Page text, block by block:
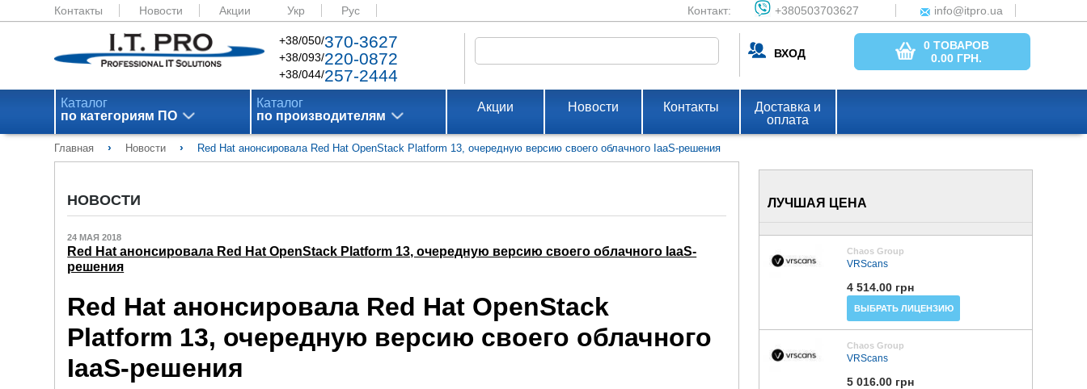
Контакты Новости Акции Укр Рус Контакт: +380503703627 info@itpro.ua
+38/050/370-3627
+38/093/220-0872
+38/044/257-2444
ВХОД
0 ТОВАРОВ
0.00 ГРН.
Каталог
по категориям ПО
Каталог
по производителям
Акции Новости Контакты
Доставка и
оплата
Главная › Новости › Red Hat анонсировала Red Hat OpenStack Platform 13, очередную версию своего облачного IaaS-решения
НОВОСТИ
24 МАЯ 2018
Red Hat анонсировала Red Hat OpenStack Platform 13, очередную версию своего облачного IaaS-
решения
Red Hat анонсировала Red Hat OpenStack
Platform 13, очередную версию своего облачного
IaaS-решения
ЛУЧШАЯ ЦЕНА
Chaos Group
VRScans
4 514.00 грн
ВЫБРАТЬ ЛИЦЕНЗИЮ
Chaos Group
VRScans
5 016.00 грн